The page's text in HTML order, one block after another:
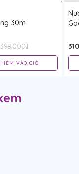
30ml
398.000₫
VÀO GIỎ